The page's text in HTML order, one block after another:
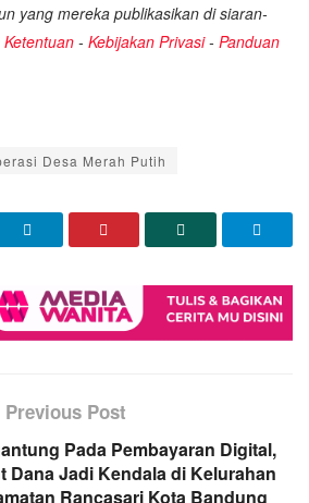
yang mereka publikasikan di siaran-
- Kebijakan Privasi- Panduan
Desa Merah Putih
Previous Post
Pada Pembayaran Digital,
Dana Jadi Kendala di Kelurahan
Rancasari Kota Bandung